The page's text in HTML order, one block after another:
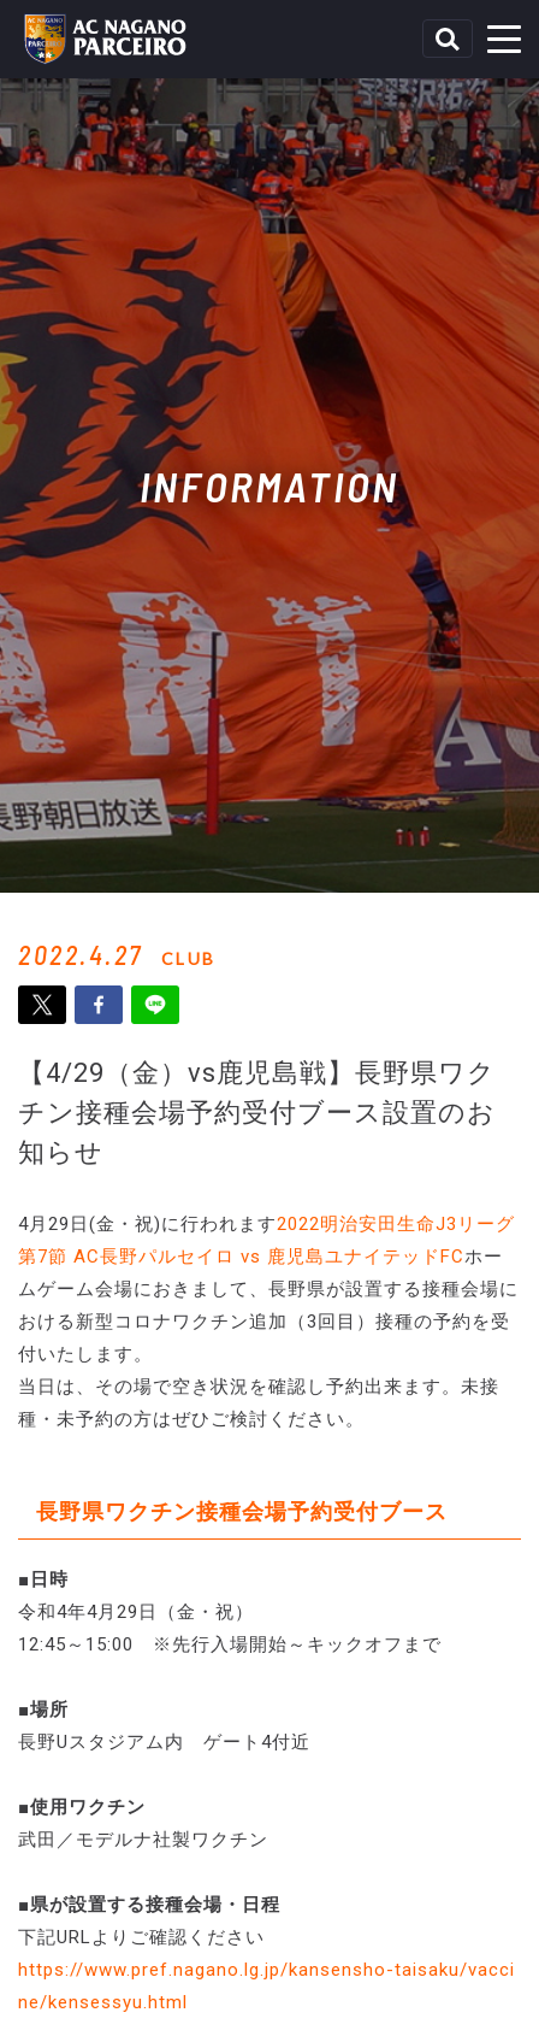
INFORMATION
2022.4.27 CLUB
【4/29（金）vs鹿児島戦】長野県ワク
チン接種会場予約受付ブース設置のお
知らせ
4月29日(金・祝)に行われます2022明治安田生命J3リーグ
第7節 AC長野パルセイロ vs 鹿児島ユナイテッドFCホー
ムゲーム会場におきまして、長野県が設置する接種会場に
おける新型コロナワクチン追加（3回目）接種の予約を受
付いたします。
当日は、その場で空き状況を確認し予約出来ます。未接
種・未予約の方はぜひご検討ください。
長野県ワクチン接種会場予約受付ブース
■日時
令和4年4月29日（金・祝）
12:45～15:00 ※先行入場開始～キックオフまで
■場所
長野Uスタジアム内 ゲート4付近
■使用ワクチン
武田／モデルナ社製ワクチン
■県が設置する接種会場・日程
下記URLよりご確認ください
https://www.pref.nagano.lg.jp/kansensho-taisaku/vacci
ne/kensessyu.html